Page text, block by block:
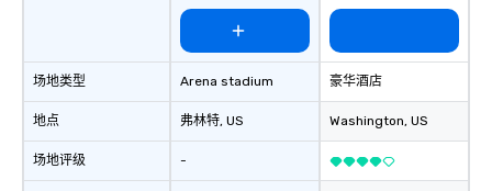
场地类型
地点
场地评级
Arena stadium
弗林特, US
-
豪华酒店
Washington, US